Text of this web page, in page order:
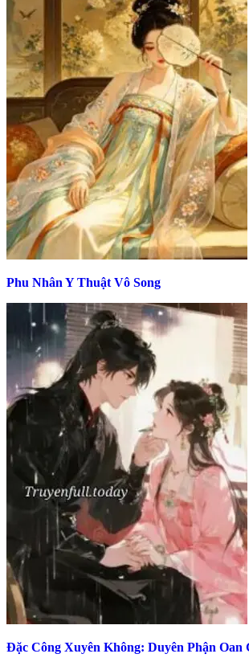
Phu Nhân Y Thuật Vô Song
Đặc Công Xuyên Không: Duyên Phận Oan